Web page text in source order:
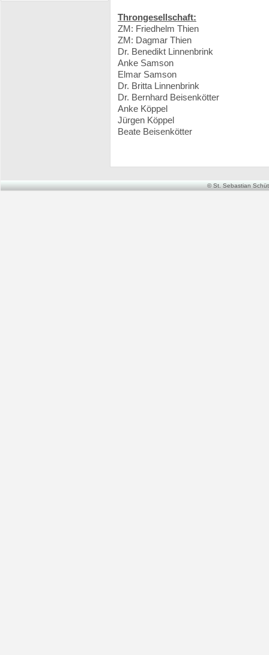
Throngesellschaft:
ZM: Friedhelm Thien
ZM: Dagmar Thien
Dr. Benedikt Linnenbrink
Anke Samson
Elmar Samson
Dr. Britta Linnenbrink
Dr. Bernhard Beisenkötter
Anke Köppel
Jürgen Köppel
Beate Beisenkötter
© St. Sebastian